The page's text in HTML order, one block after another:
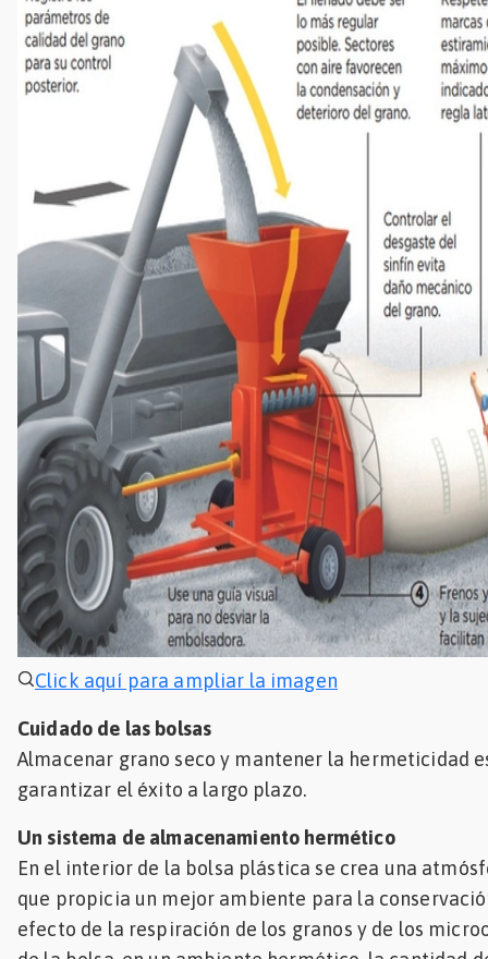
Click aquí para ampliar la imagen
Cuidado de las bolsas
Almacenar grano seco y mantener la hermeticidad
garantizar el éxito a largo plazo.
Un sistema de almacenamiento hermético
En el interior de la bolsa plástica se crea una
que propicia un mejor ambiente para la
efecto de la respiración de los granos y de los